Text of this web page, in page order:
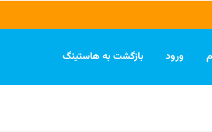
ورود بازگشت به هاستینگ